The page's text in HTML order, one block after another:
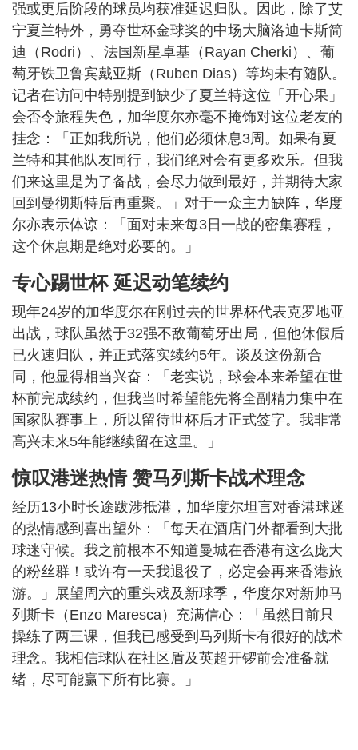
强或更后阶段的球员均获准延迟归队。因此，除了艾
宁夏兰特外，勇夺世杯金球奖的中场大脑洛迪卡斯简
迪（Rodri）、法国新星卓基（Rayan Cherki）、葡
萄牙铁卫鲁宾戴亚斯（Ruben Dias）等均未有随队。
记者在访问中特别提到缺少了夏兰特这位「开心果」
会否令旅程失色，加华度尔亦毫不掩饰对这位老友的
挂念：「正如我所说，他们必须休息3周。如果有夏
兰特和其他队友同行，我们绝对会有更多欢乐。但我
们来这里是为了备战，会尽力做到最好，并期待大家
回到曼彻斯特后再重聚。」对于一众主力缺阵，华度
尔亦表示体谅：「面对未来每3日一战的密集赛程，
这个休息期是绝对必要的。」
专心踢世杯 延迟动笔续约
现年24岁的加华度尔在刚过去的世界杯代表克罗地亚
出战，球队虽然于32强不敌葡萄牙出局，但他休假后
已火速归队，并正式落实续约5年。谈及这份新合
同，他显得相当兴奋：「老实说，球会本来希望在世
杯前完成续约，但我当时希望能先将全副精力集中在
国家队赛事上，所以留待世杯后才正式签字。我非常
高兴未来5年能继续留在这里。」
惊叹港迷热情 赞马列斯卡战术理念
经历13小时长途跋涉抵港，加华度尔坦言对香港球迷
的热情感到喜出望外：「每天在酒店门外都看到大批
球迷守候。我之前根本不知道曼城在香港有这么庞大
的粉丝群！或许有一天我退役了，必定会再来香港旅
游。」展望周六的重头戏及新球季，华度尔对新帅马
列斯卡（Enzo Maresca）充满信心：「虽然目前只
操练了两三课，但我已感受到马列斯卡有很好的战术
理念。我相信球队在社区盾及英超开锣前会准备就
绪，尽可能赢下所有比赛。」